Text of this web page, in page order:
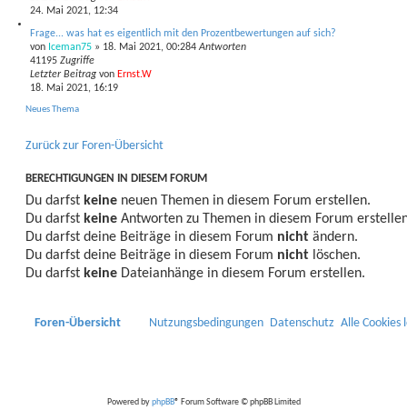
24. Mai 2021, 12:34
Frage... was hat es eigentlich mit den Prozentbewertungen auf sich?
von Iceman75 » 18. Mai 2021, 00:284Antworten
41195 Zugriffe
Letzter Beitrag von Ernst.W
18. Mai 2021, 16:19
Neues Thema
Zurück zur Foren-Übersicht
BERECHTIGUNGEN IN DIESEM FORUM
Du darfst keine neuen Themen in diesem Forum erstellen.
Du darfst keine Antworten zu Themen in diesem Forum
Du darfst deine Beiträge in diesem Forum nicht ändern.
Du darfst deine Beiträge in diesem Forum nicht löschen.
Du darfst keine Dateianhänge in diesem Forum erstellen.
Foren-Übersicht Alle Cookies
Datenschutz
Nutzungsbedingungen
Powered byphpBB® Forum Software © phpBB Limited